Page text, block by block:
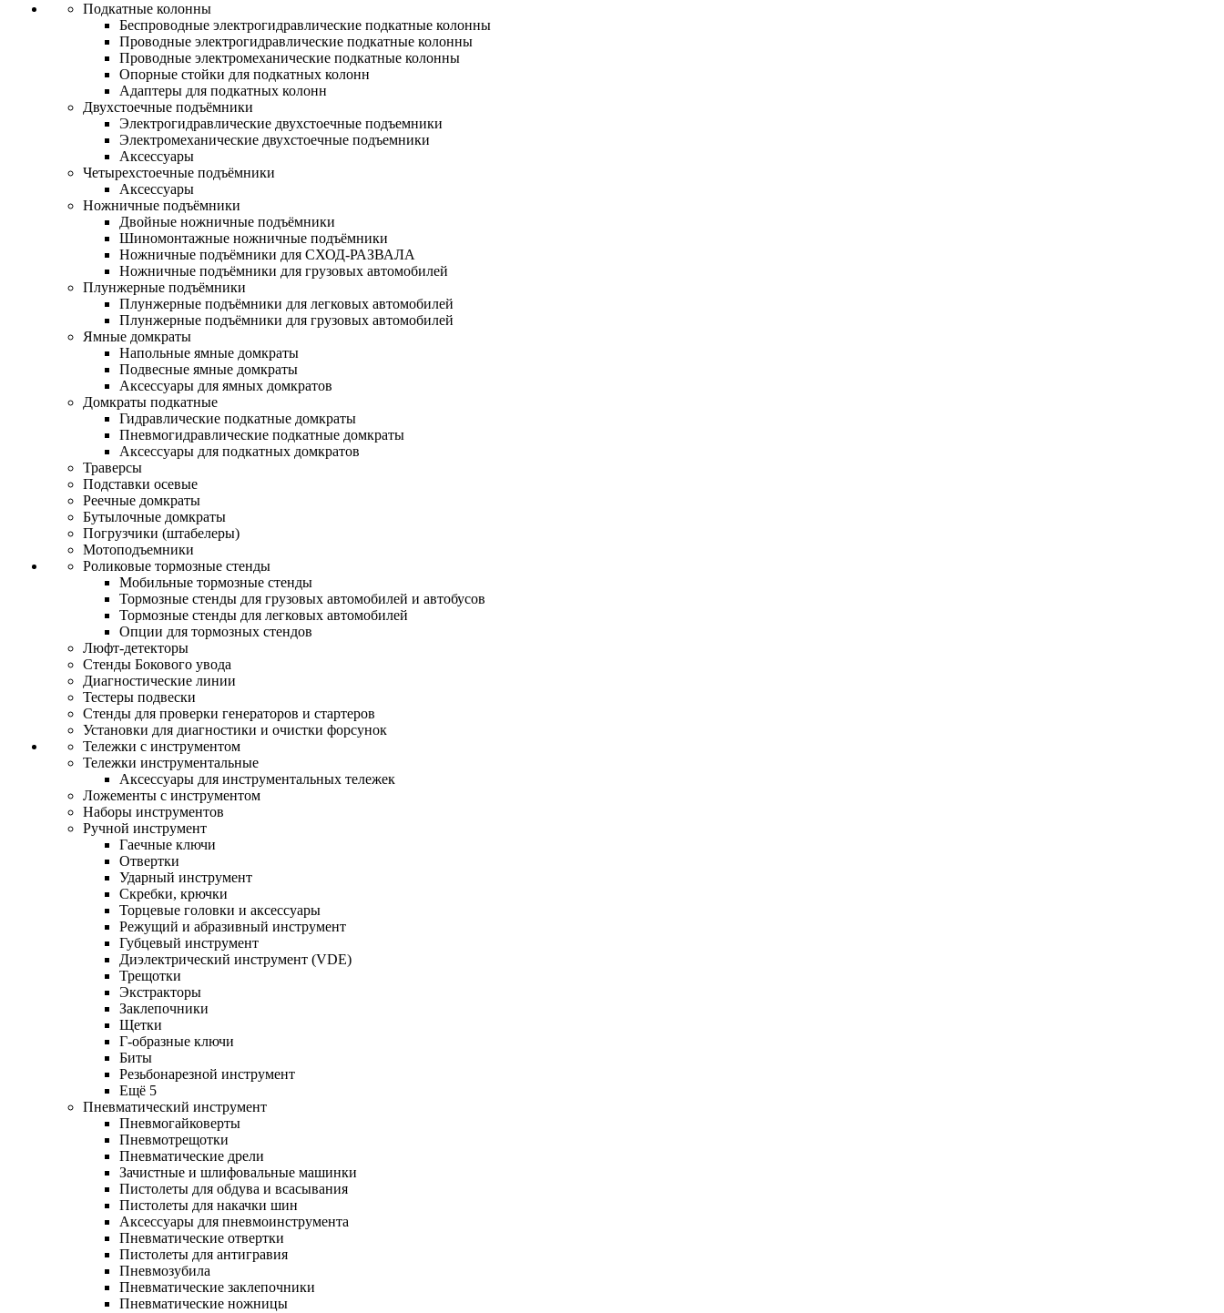
Подкатные колонны
Беспроводные электрогидравлические подкатные колонны
Проводные электрогидравлические подкатные колонны
Проводные электромеханические подкатные колонны
Опорные стойки для подкатных колонн
Адаптеры для подкатных колонн
Двухстоечные подъёмники
Электрогидравлические двухстоечные подъемники
Электромеханические двухстоечные подъемники
Аксессуары
Четырехстоечные подъёмники
Аксессуары
Ножничные подъёмники
Двойные ножничные подъёмники
Шиномонтажные ножничные подъёмники
Ножничные подъёмники для СХОД-РАЗВАЛА
Ножничные подъёмники для грузовых автомобилей
Плунжерные подъёмники
Плунжерные подъёмники для легковых автомобилей
Плунжерные подъёмники для грузовых автомобилей
Ямные домкраты
Напольные ямные домкраты
Подвесные ямные домкраты
Аксессуары для ямных домкратов
Домкраты подкатные
Гидравлические подкатные домкраты
Пневмогидравлические подкатные домкраты
Аксессуары для подкатных домкратов
Траверсы
Подставки осевые
Реечные домкраты
Бутылочные домкраты
Погрузчики (штабелеры)
Мотоподъемники
Роликовые тормозные стенды
Мобильные тормозные стенды
Тормозные стенды для грузовых автомобилей и автобусов
Тормозные стенды для легковых автомобилей
Опции для тормозных стендов
Люфт-детекторы
Стенды Бокового увода
Диагностические линии
Тестеры подвески
Стенды для проверки генераторов и стартеров
Установки для диагностики и очистки форсунок
Тележки с инструментом
Тележки инструментальные
Аксессуары для инструментальных тележек
Ложементы с инструментом
Наборы инструментов
Ручной инструмент
Гаечные ключи
Отвертки
Ударный инструмент
Скребки, крючки
Торцевые головки и аксессуары
Режущий и абразивный инструмент
Губцевый инструмент
Диэлектрический инструмент (VDE)
Трещотки
Экстракторы
Заклепочники
Щетки
Г-образные ключи
Биты
Резьбонарезной инструмент
Ещё 5
Пневматический инструмент
Пневмогайковерты
Пневмотрещотки
Пневматические дрели
Зачистные и шлифовальные машинки
Пистолеты для обдува и всасывания
Пистолеты для накачки шин
Аксессуары для пневмоинструмента
Пневматические отвертки
Пистолеты для антигравия
Пневмозубила
Пневматические заклепочники
Пневматические ножницы